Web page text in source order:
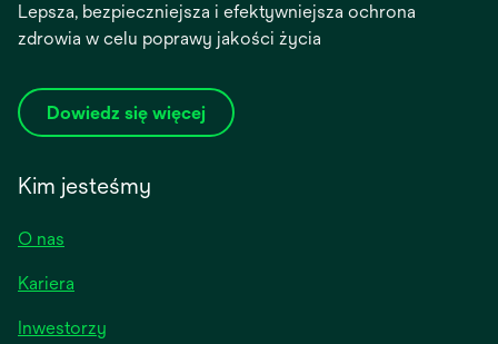
Lepsza, bezpieczniejsza i efektywniejsza ochrona
zdrowia w celu poprawy jakości życia
Dowiedz się więcej
Kim jesteśmy
O nas
Kariera
Inwestorzy